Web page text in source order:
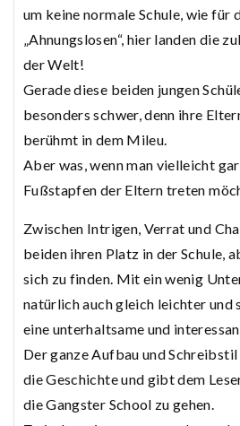
um keine normale Schule, wie für
„Ahnungslosen“, hier landen die
der Welt!
Gerade diese beiden jungen
besonders schwer, denn ihre
berühmt in dem Mileu.
Aber was, wenn man vielleicht
Fußstapfen der Eltern treten
Zwischen Intrigen, Verrat und
beiden ihren Platz in der Schule,
sich zu finden. Mit ein wenig
natürlich auch gleich leichter und
eine unterhaltsame und
Der ganze Aufbau und
die Geschichte und gibt dem
die Gangster School zu gehen.